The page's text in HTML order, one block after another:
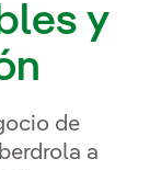
y
de
a